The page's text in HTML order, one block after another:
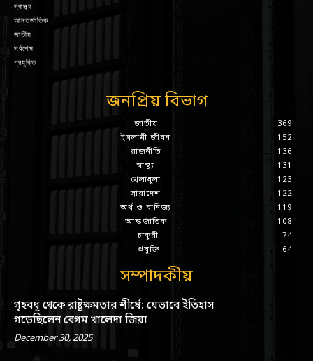
স্বাস্থ্য
আন্তর্জাতিক
জাতীয়
সর্বশেষ
প্রযুক্তি
জনপ্রিয় বিভাগ
জাতীয়
369
ইসলামী জীবন
152
রাজনীতি
136
স্বাস্থ্য
131
খেলাধুলা
123
সারাদেশ
122
অর্থ ও বানিজ্য
119
আন্তর্জাতিক
108
চাকুরী
74
প্রযুক্তি
64
সম্পাদকীয়
গৃহবধূ থেকে রাষ্ট্রক্ষমতার শীর্ষে: যেভাবে ইতিহাস
গড়েছিলেন বেগম খালেদা জিয়া
December 30, 2025